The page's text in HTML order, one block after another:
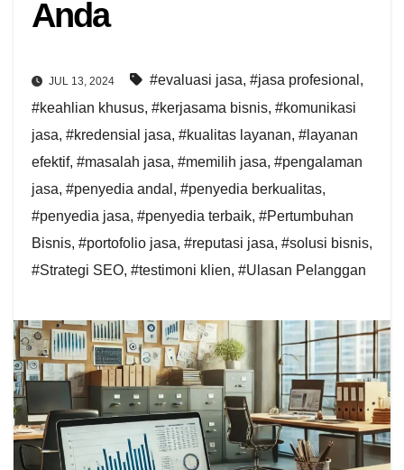
Anda
JUL 13, 2024 #evaluasi jasa, #jasa profesional ,
#keahlian khusus, #kerjasama bisnis, #komunikasi
jasa, #kredensial jasa, #kualitas layanan, #layanan
efektif, #masalah jasa, #memilih jasa, #pengalaman
jasa, #penyedia andal , #penyedia berkualitas,
#penyedia jasa, #penyedia terbaik, #Pertumbuhan
Bisnis, #portofolio jasa, #reputasi jasa, #solusi bisnis,
#Strategi SEO, #testimoni klien, #Ulasan Pelanggan